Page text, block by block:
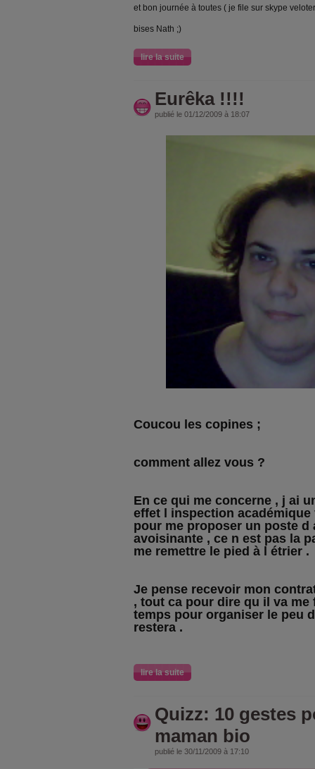
et bon journée à toutes ( je file sur skype
bises Nath ;)
lire la suite
Eurêka !!!!
publié le 01/12/2009 à 18:07
Coucou les copines ;
comment allez vous ?
En ce qui me concerne , j ai
effet l inspection académique
pour me proposer un poste d
avoisinante , ce n est pas la
me remettre le pied à l étrier .
Je pense recevoir mon
, tout ca pour dire qu il va me
temps pour organiser le peu
restera .
lire la suite
Quizz: 10 gestes
maman bio
publié le 30/11/2009 à 17:10